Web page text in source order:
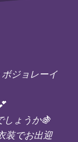
ボジョレーイ
しょうか🍇
装でお出迎